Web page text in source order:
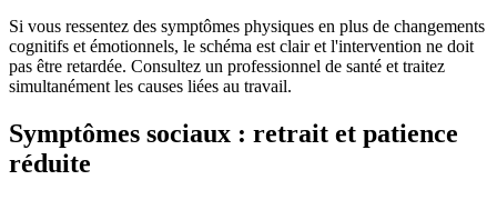
Si vous ressentez des symptômes physiques en plus de changements
cognitifs et émotionnels, le schéma est clair et l'intervention ne doit
pas être retardée. Consultez un professionnel de santé et traitez
simultanément les causes liées au travail.
Symptômes sociaux : retrait et patience
réduite